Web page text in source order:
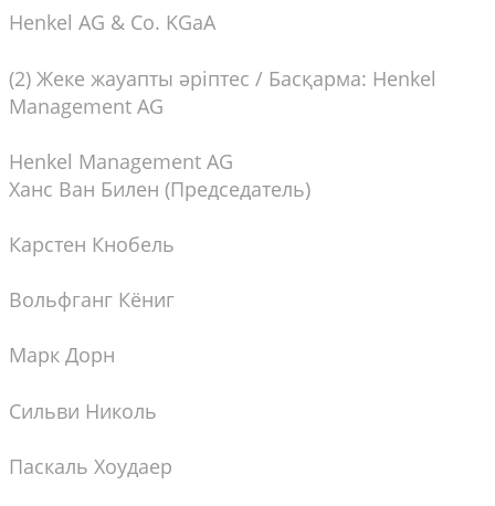
Henkel AG & Co. KGaA
(2) Жеке жауапты әріптес / Басқарма: Henkel
Management AG
Henkel Management AG
Ханс Ван Билен (Председатель)
Карстен Кнобель
Вольфганг Кёниг
Марк Дорн
Сильви Николь
Паскаль Хоудаер